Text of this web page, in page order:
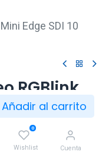
al carrito
0
Wishlist Cuenta
Edge SDI 10
RGBlink